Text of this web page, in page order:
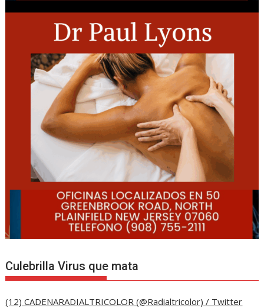
Culebrilla Virus que mata
(12) CADENARADIALTRICOLOR (@Radialtricolor) / Twitter